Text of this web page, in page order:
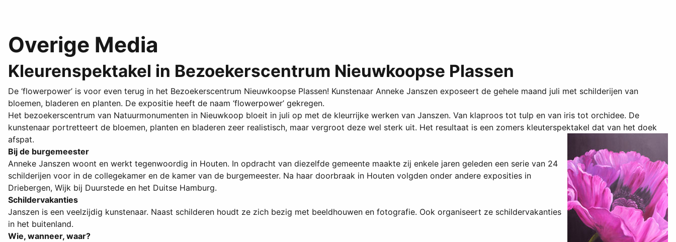
Overige Media
Kleurenspektakel in Bezoekerscentrum Nieuwkoopse Plassen
De ‘flowerpower’ is voor even terug in het Bezoekerscentrum Nieuwkoopse Plassen! Kunstenaar Anneke Janszen exposeert de gehele maand juli met schilderijen van
bloemen, bladeren en planten. De expositie heeft de naam ‘flowerpower’ gekregen.
Het bezoekerscentrum van Natuurmonumenten in Nieuwkoop bloeit in juli op met de kleurrijke werken van Janszen. Van klaproos tot tulp en van iris tot orchidee. De
kunstenaar portretteert de bloemen, planten en bladeren zeer realistisch, maar vergroot deze wel sterk uit. Het resultaat is een zomers kleuterspektakel dat van het doek
afspat.
Bij de burgemeester
Anneke Janszen woont en werkt tegenwoordig in Houten. In opdracht van diezelfde gemeente maakte zij enkele jaren geleden een serie van 24
schilderijen voor in de collegekamer en de kamer van de burgemeester. Na haar doorbraak in Houten volgden onder andere exposities in
Driebergen, Wijk bij Duurstede en het Duitse Hamburg.
Schildervakanties
Janszen is een veelzijdig kunstenaar. Naast schilderen houdt ze zich bezig met beeldhouwen en fotografie. Ook organiseert ze schildervakanties
in het buitenland.
Wie, wanneer, waar?